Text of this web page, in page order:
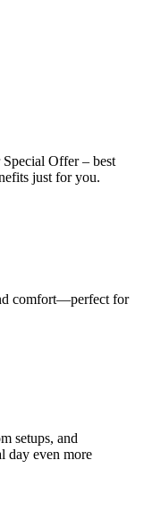
Offer – best
just for you.
comfort—perfect for
setups, and
day even more